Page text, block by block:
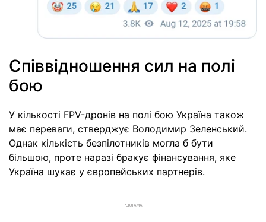
Співвідношення сил на полі
бою
У кількості FPV-дронів на полі бою Україна також
має переваги, стверджує Володимир Зеленський.
Однак кількість безпілотників могла б бути
більшою, проте наразі бракує фінансування, яке
Україна шукає у європейських партнерів.
РЕКЛАМА